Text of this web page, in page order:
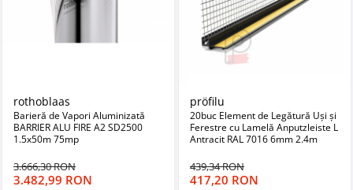
rothoblaas
Barieră de Vapori Aluminizată
BARRIER ALU FIRE A2 SD2500
1.5x50m 75mp
3.666,30 RON
3.482,99 RON
pröfilu
20buc Element de Legătură Uși și
Ferestre cu Lamelă Anputzleiste L
Antracit RAL 7016 6mm 2.4m
439,34 RON
417,20 RON